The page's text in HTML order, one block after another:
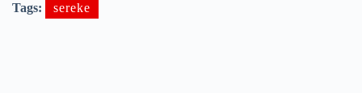
Tags: sereke